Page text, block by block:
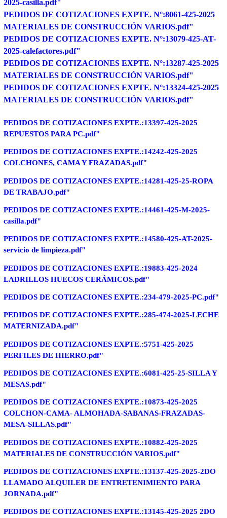
2025-casilla.pdf"
PEDIDOS DE COTIZACIONES EXPTE. N°:8061-425-2025
MATERIALES DE CONSTRUCCIÓN VARIOS.pdf"
PEDIDOS DE COTIZACIONES EXPTE. N°:13079-425-AT-
2025-calefactores.pdf"
PEDIDOS DE COTIZACIONES EXPTE. N°:13287-425-2025
MATERIALES DE CONSTRUCCIÓN VARIOS.pdf"
PEDIDOS DE COTIZACIONES EXPTE. N°:13324-425-2025
MATERIALES DE CONSTRUCCIÓN VARIOS.pdf"
PEDIDOS DE COTIZACIONES EXPTE.:13397-425-2025
REPUESTOS PARA PC.pdf"
PEDIDOS DE COTIZACIONES EXPTE.:14242-425-2025
COLCHONES, CAMA Y FRAZADAS.pdf"
PEDIDOS DE COTIZACIONES EXPTE.:14281-425-25-ROPA
DE TRABAJO.pdf"
PEDIDOS DE COTIZACIONES EXPTE.:14461-425-M-2025-
casilla.pdf"
PEDIDOS DE COTIZACIONES EXPTE.:14580-425-AT-2025-
servicio de limpieza.pdf"
PEDIDOS DE COTIZACIONES EXPTE.:19883-425-2024
LADRILLOS HUECOS CERÁMICOS.pdf"
PEDIDOS DE COTIZACIONES EXPTE.:234-479-2025-PC.pdf"
PEDIDOS DE COTIZACIONES EXPTE.:285-474-2025-LECHE
MATERNIZADA.pdf"
PEDIDOS DE COTIZACIONES EXPTE.:5751-425-2025
PERFILES DE HIERRO.pdf"
PEDIDOS DE COTIZACIONES EXPTE.:6081-425-25-SILLA Y
MESAS.pdf"
PEDIDOS DE COTIZACIONES EXPTE.:10873-425-2025
COLCHON-CAMA- ALMOHADA-SABANAS-FRAZADAS-
MESA-SILLAS.pdf"
PEDIDOS DE COTIZACIONES EXPTE.:10882-425-2025
MATERIALES DE CONSTRUCCIÓN VARIOS.pdf"
PEDIDOS DE COTIZACIONES EXPTE.:13137-425-2025-2DO
LLAMADO ALQUILER DE ENTRETENIMIENTO PARA
JORNADA.pdf"
PEDIDOS DE COTIZACIONES EXPTE.:13145-425-2025 2DO